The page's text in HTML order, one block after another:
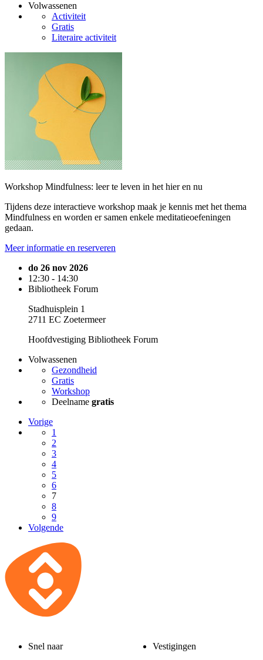
Volwassenen
Activiteit
Gratis
Literaire activiteit
Workshop Mindfulness: leer te leven in het hier en nu
Tijdens deze interactieve workshop maak je kennis met het thema
Mindfulness en worden er samen enkele meditatieoefeningen
gedaan.
Meer informatie en reserveren
do 26 nov 2026
12:30 - 14:30
Bibliotheek Forum
Stadhuisplein 1
2711 EC Zoetermeer
Hoofdvestiging Bibliotheek Forum
Volwassenen
Gezondheid
Gratis
Workshop
Deelname gratis
Vorige
1
2
3
4
5
6
7
8
9
Volgende
Snel naar Vestigingen